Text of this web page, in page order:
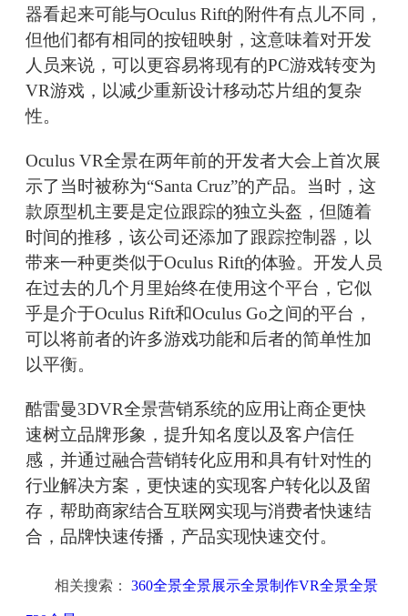
器看起来可能与Oculus Rift的附件有点儿不同，
但他们都有相同的按钮映射，这意味着对开发
人员来说，可以更容易将现有的PC游戏转变为
VR游戏，以减少重新设计移动芯片组的复杂
性。
Oculus VR全景在两年前的开发者大会上首次展
示了当时被称为“Santa Cruz”的产品。当时，这
款原型机主要是定位跟踪的独立头盔，但随着
时间的推移，该公司还添加了跟踪控制器，以
带来一种更类似于Oculus Rift的体验。开发人员
在过去的几个月里始终在使用这个平台，它似
乎是介于Oculus Rift和Oculus Go之间的平台，
可以将前者的许多游戏功能和后者的简单性加
以平衡。
酷雷曼3DVR全景营销系统的应用让商企更快
速树立品牌形象，提升知名度以及客户信任
感，并通过融合营销转化应用和具有针对性的
行业解决方案，更快速的实现客户转化以及留
存，帮助商家结合互联网实现与消费者快速结
合，品牌快速传播，产品实现快速交付。
相关搜索： 360全景全景展示全景制作VR全景全景